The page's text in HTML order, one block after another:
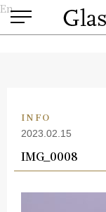
En
INFO
2023.02.15
IMG_0008